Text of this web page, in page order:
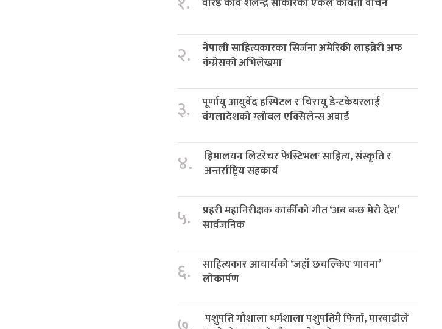
२.
नेपाली साहित्यकारका सिर्जना अमेरिकी लाइब्रेरी अफ
कंग्रेसको अभिलेखमा
३.
पूर्णायु आयुर्वेद हस्पिटल र चिरायु डेन्टकेयरलाई
बंगलादेशको ग्लोबल एक्सिलेन्स अवार्ड
४.
हिमालयन लिटरेचर फेस्टिभलः साहित्य, संस्कृति र
अन्तर्राष्ट्रिय सहकार्य
५.
प्रहरी महानिरीक्षक कार्कीको गीत ‘अब बन्छ मेरो देश’
सार्वजनिक
६.
साहित्यकार आचार्यको ‘जहाँ छचल्किए भावना’
लोकार्पण
पशुपति गौशाला धर्मशाला पशुपतिमै फिर्ता, मारवाडीले